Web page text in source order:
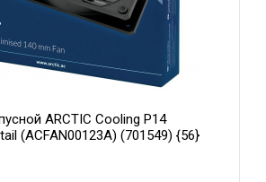
ARCTIC Cooling P14
(ACFAN00123A) (701549) {56}